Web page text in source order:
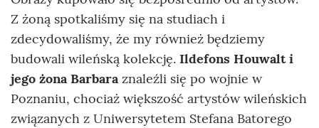
Z żoną spotkaliśmy się na studiach i
zdecydowaliśmy, że my również będziemy
budowali wileńską kolekcję. Ildefons Houwalt i
jego żona Barbaraznaleźli się po wojnie w
Poznaniu, chociaż większość artystów wileńskich
związanych z Uniwersytetem Stefana Batorego